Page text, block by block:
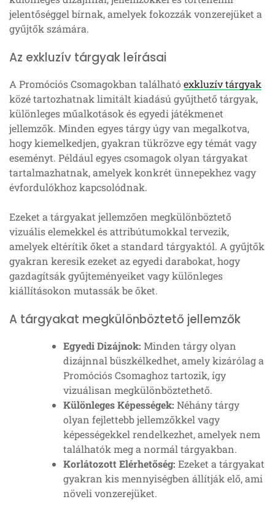
jelentőséggel bírnak, amelyek fokozzák vonzerejüket a
gyűjtők számára.
Az exkluzív tárgyak leírásai
A Promóciós Csomagokban található exkluzív tárgyak
közé tartozhatnak limitált kiadású gyűjthető tárgyak,
különleges műalkotások és egyedi játékmenet
jellemzők. Minden egyes tárgy úgy van megalkotva,
hogy kiemelkedjen, gyakran tükrözve egy témát vagy
eseményt. Például egyes csomagok olyan tárgyakat
tartalmazhatnak, amelyek konkrét ünnepekhez vagy
évfordulókhoz kapcsolódnak.
Ezeket a tárgyakat jellemzően megkülönböztető
vizuális elemekkel és attribútumokkal tervezik,
amelyek eltérítik őket a standard tárgyaktól. A gyűjtők
gyakran keresik ezeket az egyedi darabokat, hogy
gazdagítsák gyűjteményeiket vagy különleges
kiállításokon mutassák be őket.
A tárgyakat megkülönböztető jellemzők
Egyedi Dizájnok: Minden tárgy olyan
dizájnnal büszkélkedhet, amely kizárólag a
Promóciós Csomaghoz tartozik, így
vizuálisan megkülönböztethető.
Különleges Képességek: Néhány tárgy
olyan fejlettebb jellemzőkkel vagy
képességekkel rendelkezhet, amelyek nem
találhatók meg a normál tárgyakban.
Korlátozott Elérhetőség: Ezeket a tárgyakat
gyakran kis mennyiségben állítják elő, ami
növeli vonzerejüket.